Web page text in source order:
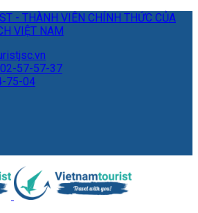
- THÀNH VIÊN CHÍNH THỨC CỦA
VIỆT NAM
57-57-37
75-04